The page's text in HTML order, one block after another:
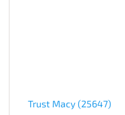
Trust Macy (25647)